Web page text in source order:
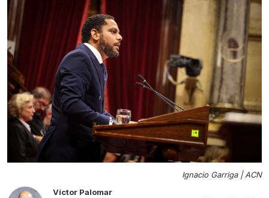
Ignacio Garriga |ACN
Víctor Palomar